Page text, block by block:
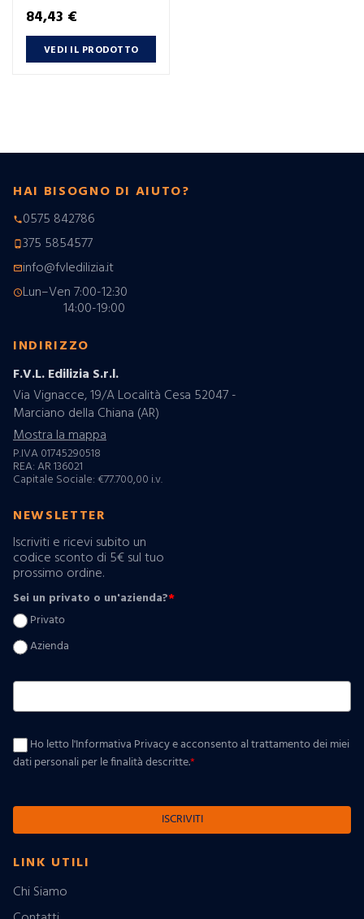
Prezzo
84,43 €
VEDI IL PRODOTTO
HAI BISOGNO DI AIUTO?
phone0575 842786
phone_android375 5854577
mail_outlineinfo@fvledilizia.it
scheduleLun–Ven 7:00-12:30
14:00-19:00
INDIRIZZO
F.V.L. Edilizia S.r.l.
Via Vignacce, 19/A Località Cesa 52047 -
Marciano della Chiana (AR)
Mostra la mappa
P.IVA 01745290518
REA: AR 136021
Capitale Sociale: €77.700,00 i.v.
NEWSLETTER
Iscriviti e ricevi subito un
codice sconto di 5€ sul tuo
prossimo ordine.
Sei un privato o un'azienda?*
Privato
Azienda
Ho letto l'Informativa Privacy e acconsento al trattamento dei miei
dati personali per le finalità descritte.*
ISCRIVITI
LINK UTILI
Chi Siamo